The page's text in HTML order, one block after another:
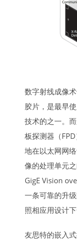
数字射线成像
胶片，是最早
技术的之一。
板探测器（
地在以太网网
像的处理单元之
GigE Vision
一条可靠的升
照相应用设计
友思特的嵌入